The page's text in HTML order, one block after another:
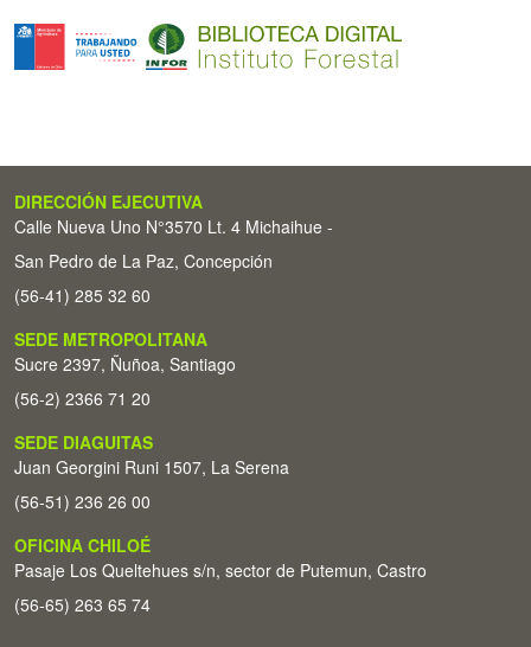
DIRECCIÓN EJECUTIVA
Calle Nueva Uno N°3570 Lt. 4 Michaihue -
San Pedro de La Paz, Concepción
(56-41) 285 32 60
SEDE METROPOLITANA
Sucre 2397, Ñuñoa, Santiago
(56-2) 2366 71 20
SEDE DIAGUITAS
Juan Georgini Runi 1507, La Serena
(56-51) 236 26 00
OFICINA CHILOÉ
Pasaje Los Queltehues s/n, sector de Putemun, Castro
(56-65) 263 65 74